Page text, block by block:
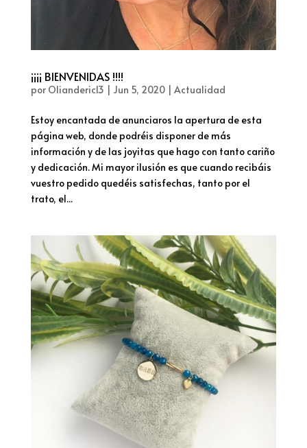
¡¡¡¡ BIENVENIDAS !!!!
por Olianderic13 | Jun 5, 2020| Actualidad
Estoy encantada de anunciaros la apertura de esta
página web, donde podréis disponer de más
información y de las joyitas que hago con tanto cariño
y dedicación. Mi mayor ilusión es que cuando recibáis
vuestro pedido quedéis satisfechas, tanto por el
trato, el...